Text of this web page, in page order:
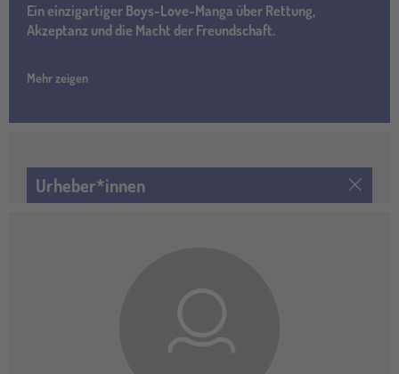
Ein einzigartiger Boys-Love-Manga über Rettung,
Akzeptanz und die Macht der Freundschaft.
Mehr zeigen
Urheber*innen